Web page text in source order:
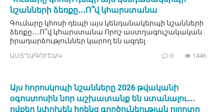
նշանների ձեռքը․․․Ո՞վ կհարստանա
Գումարը կհոսի դեպի այս կենդանակերպի նշանների
ձեռքը․․․Ո՞վ կհարստանա Որոշ աստղագուշակական
իրադարձություններ կարող են ազդել
ԱՍՏՂԱԳՈՒՇԱԿ 0 1446
Այս հորոսկոպի նշանները 2026 թվականի
օգոստոսին նոր աշխատանք են ստանալու․․․
ովքեր կփոխեն իրենց գործունեության ոլորտը